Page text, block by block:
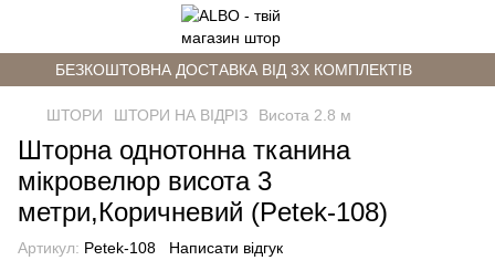
БЕЗКОШТОВНА ДОСТАВКА ВІД 3Х КОМПЛЕКТІВ
ШТОРИ ШТОРИ НА ВІДРІЗ Висота 2.8 м
Шторна однотонна тканина
мікровелюр висота 3
метри,Коричневий (Petek-108)
Артикул: Petek-108 Написати відгук